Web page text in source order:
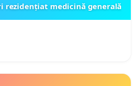
rezidențiat medicină generală